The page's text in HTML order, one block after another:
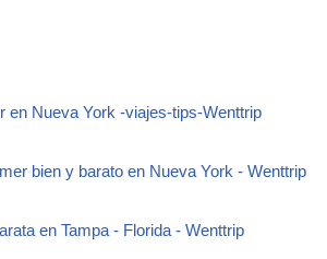
en Nueva York -viajes-tips-Wenttrip
bien y barato en Nueva York - Wenttrip
en Tampa - Florida - Wenttrip